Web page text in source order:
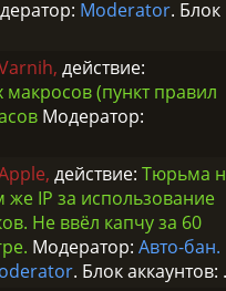
Moderator. Блок
действие:
(пункт правил
Модератор:
действие: Тюрьма
же IP за использование
Не ввёл капчу за 60
Модератор: Авто-бан.
. Блок аккаунтов: .